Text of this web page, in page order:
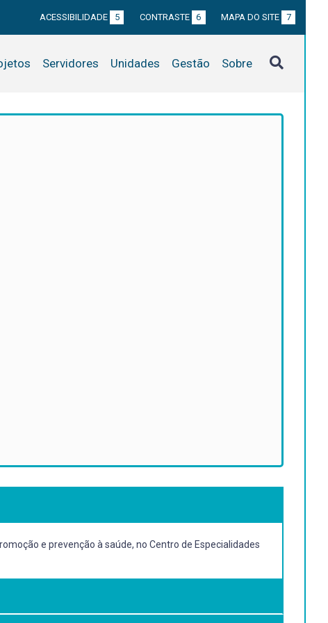
ACESSIBILIDADE 5 CONTRASTE 6 MAPA DO SITE 7
Servidores Unidades Gestão Sobre
e prevenção à saúde, no Centro de Especialidades